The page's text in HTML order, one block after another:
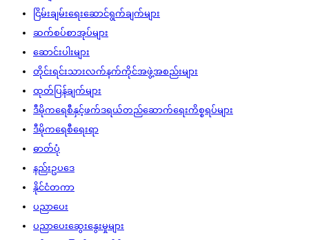
ငြိမ်းချမ်းရေးဆောင်ရွက်ချက်များ
ဆက်စပ်စာအုပ်များ
ဆောင်းပါးများ
တိုင်းရင်းသားလက်နက်ကိုင်အဖွဲ့အစည်းများ
ထုတ်ပြန်ချက်များ
ဒီမိုကရေစီနှင့်ဖက်ဒရယ်တည်ဆောက်‌ရေးကိစ္စရပ်များ
ဒီမိုကရေစီရေးရာ
ဓာတ်ပုံ
နည်းဥပဒေ
နိုင်ငံတကာ
ပညာပေး
ပညာပေးဆွေးနွေးမှုများ